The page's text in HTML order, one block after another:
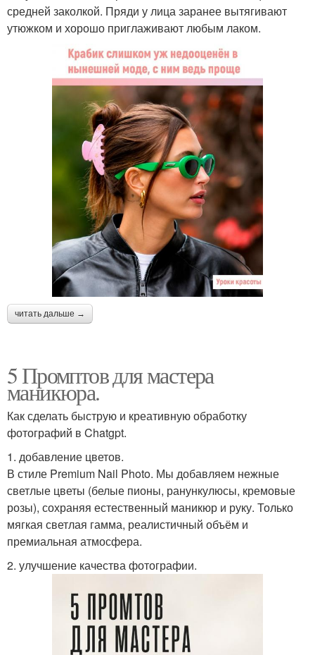
средней заколкой. Пряди у лица заранее вытягивают
утюжком и хорошо приглаживают любым лаком.
читать дальше →
5 Промптов для мастера
маникюра.
Как сделать быструю и креативную обработку
фотографий в Chatgpt.
1. добавление цветов.
В стиле Premium Nail Photo. Мы добавляем нежные
светлые цветы (белые пионы, ранункулюсы, кремовые
розы), сохраняя естественный маникюр и руку. Только
мягкая светлая гамма, реалистичный объём и
премиальная атмосфера.
2. улучшение качества фотографии.